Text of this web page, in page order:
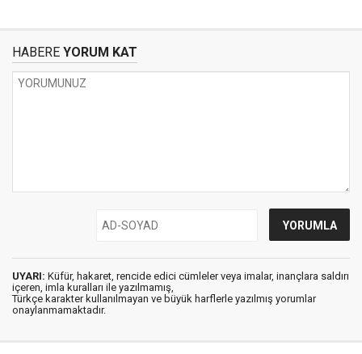
HABERE YORUM KAT
UYARI: Küfür, hakaret, rencide edici cümleler veya imalar, inançlara saldırı
içeren, imla kuralları ile yazılmamış,
Türkçe karakter kullanılmayan ve büyük harflerle yazılmış yorumlar
onaylanmamaktadır.